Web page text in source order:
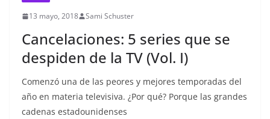
13 mayo, 2018 Sami Schuster
Cancelaciones: 5 series que se
despiden de la TV (Vol. I)
Comenzó una de las peores y mejores temporadas del
año en materia televisiva. ¿Por qué? Porque las grandes
cadenas estadounidenses